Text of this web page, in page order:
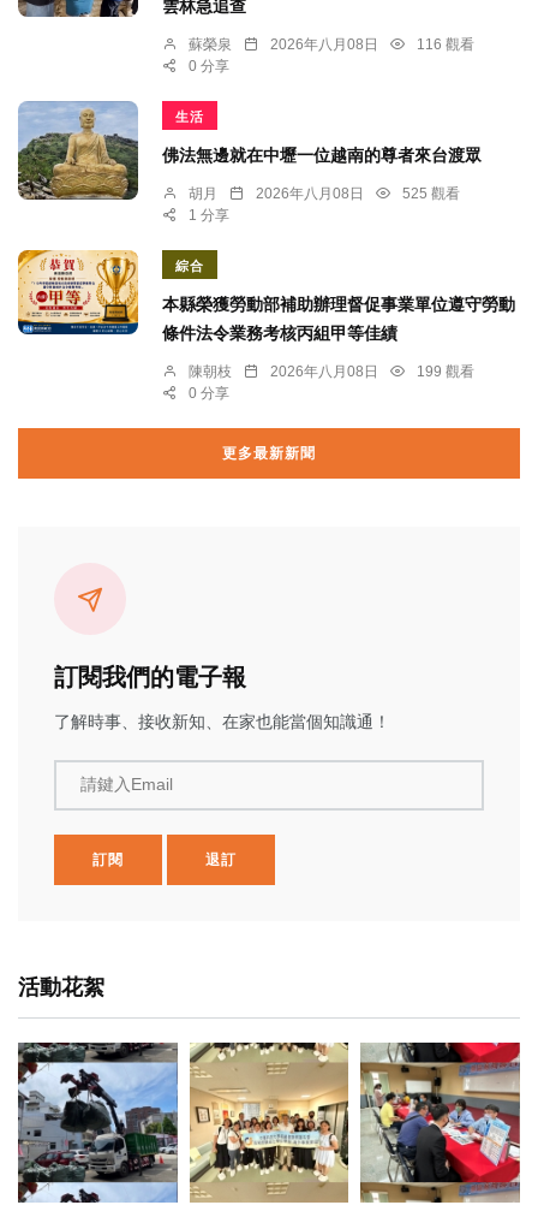
雲林急追查
蘇榮泉 2026年八月08日
116 觀看
0 分享
生活
佛法無邊就在中壢一位越南的尊者來台渡眾
胡月 2026年八月08日
525 觀看
1 分享
綜合
本縣榮獲勞動部補助辦理督促事業單位遵守勞動
條件法令業務考核丙組甲等佳績
陳朝枝 2026年八月08日
199 觀看
0 分享
更多最新新聞
訂閱我們的電子報
了解時事、接收新知、在家也能當個知識通！
請鍵入Email
訂閱 退訂
活動花絮